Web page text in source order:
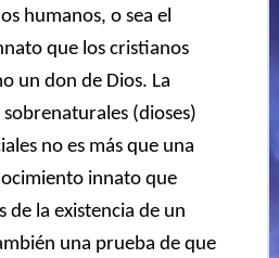
humanos, o sea el
que los cristianos
un don de Dios. La
sobrenaturales (dioses)
no es más que una
innato que
de la existencia de un
una prueba de que